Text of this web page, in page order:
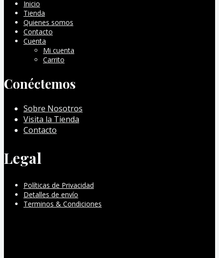
Inicio
Tienda
Quienes somos
Contacto
Cuenta
Mi cuenta
Carrito
Conéctemos
Sobre Nosotros
Visita la Tienda
Contacto
Legal
Políticas de Privacidad
Detalles de envío
Terminos & Condiciones